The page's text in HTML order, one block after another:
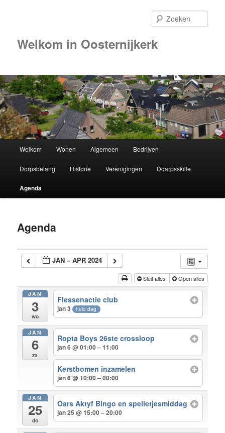
Welkom in Oosternijkerk
Spring
naar
de
inhoud
Welkom Wonen Algemeen Bedrijven
Dorpsbelang Historie Verenigingen Doarpsskille
Agenda
Agenda
JAN – APR 2024
Sluit alles Open alles
JAN
3
wo
Flessenactie club
jan 3 hele dag
JAN
6
za
Ropta Boys 26ste crossloop
jan 6 @ 01:00 – 11:00
Kerstbomen inzamelen
jan 6 @ 10:00 – 00:00
JAN
25
do
Oars Aktyf Bingo en spelletjesmiddag
jan 25 @ 15:00 – 20:00